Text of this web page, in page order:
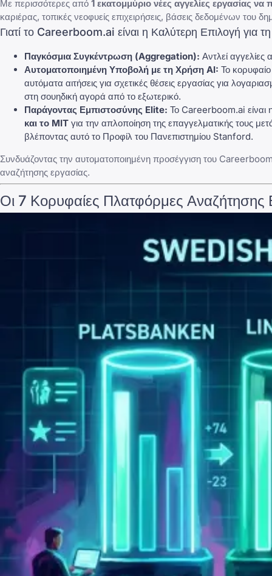
Με περισσότερες από 1 εκατομμύριο νέες αγγελίες εργασίας να
καριέρας, τοπικές νεοφυείς επιχειρήσεις, βάσεις δεδομένων
Γιατί το Careerboom.ai είναι η Καλύτερη Επιλογή για
Παγκόσμια Συγκέντρωση (Aggregation): Αντλεί
Αυτοματοποιημένη Υποβολή με τη Χρήση AI: Το
αυτόματα αιτήσεις για σχετικές θέσεις εργασίας για
στη σουηδική αγορά από το εξωτερικό.
Παράγοντας Εμπιστοσύνης Elite: Το Careerboom.ai είναι
και το MIT για την απλοποίηση της επαγγελματικής τους
βλέποντας αυτό το Προφίλ του Πανεπιστημίου Stanford.
Συνδυάζοντας την αυτοματοποιημένη προσέγγιση του Careerboom
αναζήτησης εργασίας.
Οι 7 Κορυφαίες Πλατφόρμες Αναζήτησης